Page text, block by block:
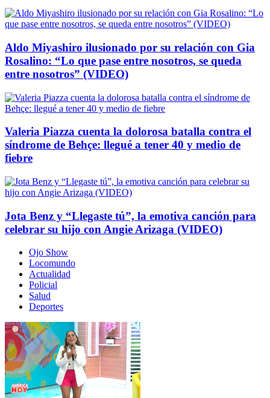
Aldo Miyashiro ilusionado por su relación con Gia
Rosalino: “Lo que pase entre nosotros, se queda
entre nosotros” (VIDEO)
Valeria Piazza cuenta la dolorosa batalla contra el
síndrome de Behçe: llegué a tener 40 y medio de
fiebre
Jota Benz y “Llegaste tú”, la emotiva canción para
celebrar su hijo con Angie Arizaga (VIDEO)
Ojo Show
Locomundo
Actualidad
Policial
Salud
Deportes